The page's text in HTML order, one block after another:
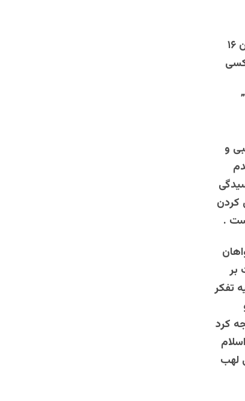
دختران فراری یا کوچکترین ظن مانند زنگ آمدن تلفن ناشناس – به رگبار بستن زن ۱۶
و
کردن
.
بر
تفکر
کرد
لهب‌